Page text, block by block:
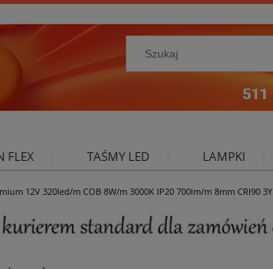
FLEX TAŚMY LED LAMPKI
12V 320led/m COB 8W/m 3000K IP20 700lm/m 8mm CRI90 3Y